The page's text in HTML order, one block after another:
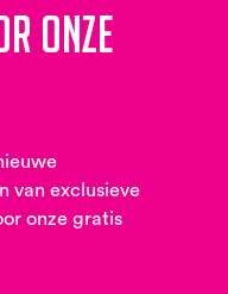
onze
van exclusieve
onze gratis